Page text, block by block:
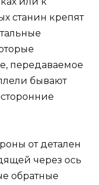
станин крепят
передаваемое
бывают
от детален
через ось
обратные